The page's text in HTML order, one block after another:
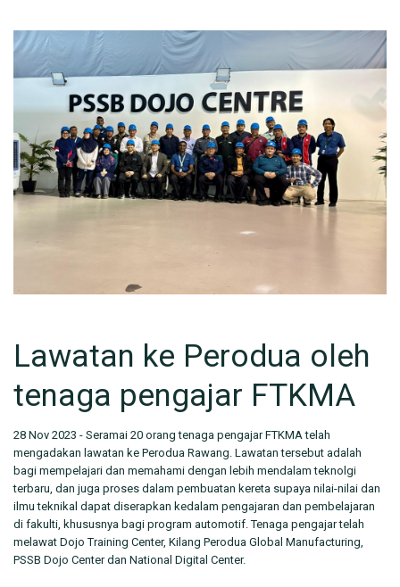
Lawatan ke Perodua oleh
tenaga pengajar FTKMA
28 Nov 2023 - Seramai 20 orang tenaga pengajar FTKMA telah
mengadakan lawatan ke Perodua Rawang. Lawatan tersebut adalah
bagi mempelajari dan memahami dengan lebih mendalam teknolgi
terbaru, dan juga proses dalam pembuatan kereta supaya nilai-nilai dan
ilmu teknikal dapat diserapkan kedalam pengajaran dan pembelajaran
di fakulti, khususnya bagi program automotif. Tenaga pengajar telah
melawat Dojo Training Center, Kilang Perodua Global Manufacturing,
PSSB Dojo Center dan National Digital Center.